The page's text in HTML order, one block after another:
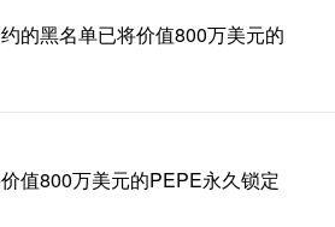
的黑名单已将价值800万美元的
值800万美元的PEPE永久锁定